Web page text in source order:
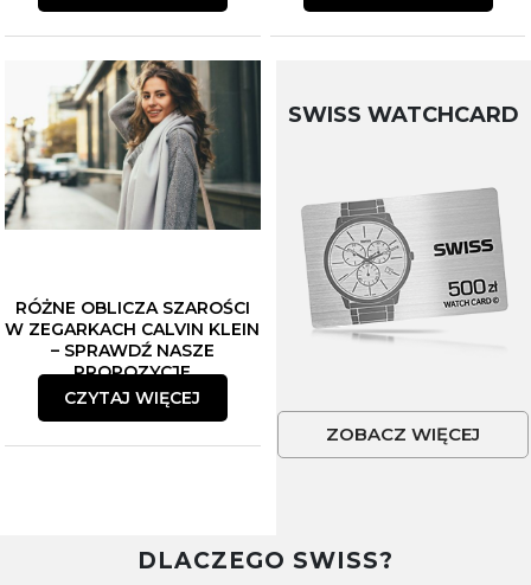
RÓŻNE OBLICZA SZAROŚCI
W ZEGARKACH CALVIN KLEIN
– SPRAWDŹ NASZE
PROPOZYCJE
CZYTAJ WIĘCEJ
SWISS WATCHCARD
ZOBACZ WIĘCEJ
DLACZEGO SWISS?